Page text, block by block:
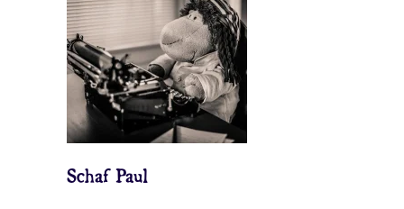
Schaf Paul